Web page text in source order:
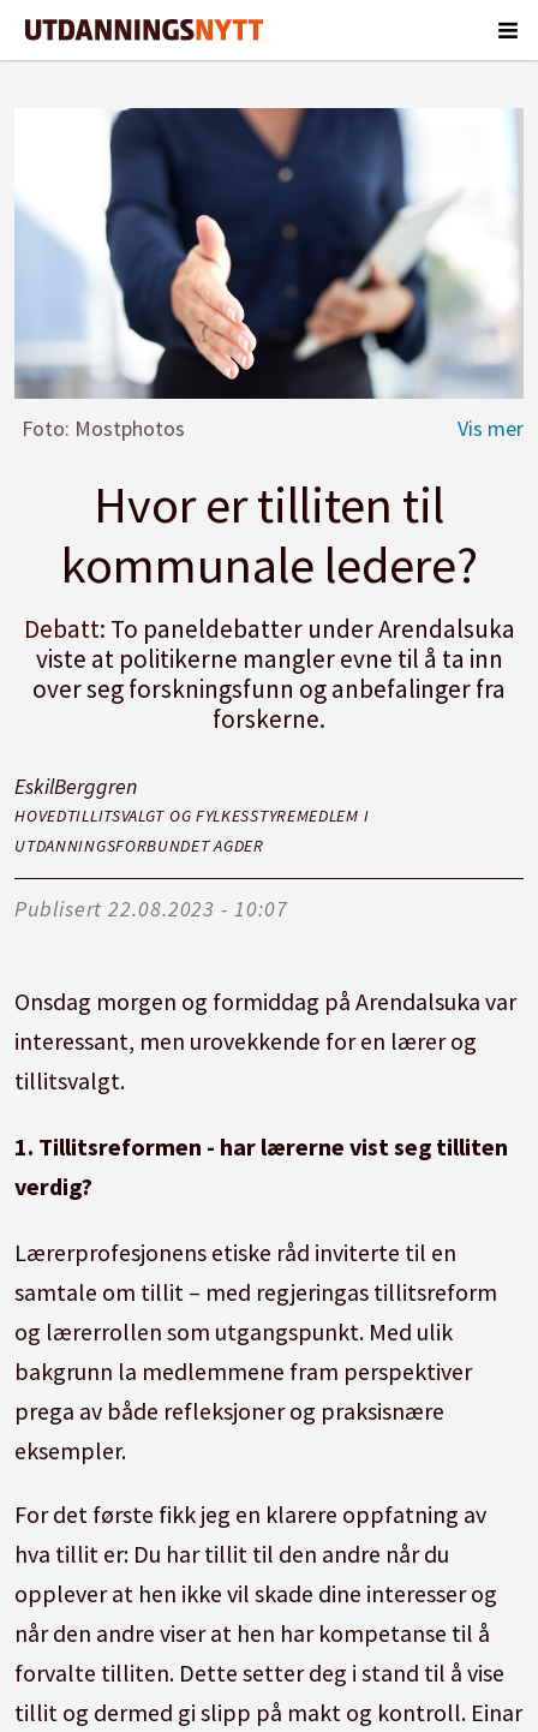
Foto: Mostphotos
Hvor er tilliten til
kommunale ledere?
Debatt: To paneldebatter under Arendalsuka
viste at politikerne mangler evne til å ta inn
over seg forskningsfunn og anbefalinger fra
forskerne.
EskilBerggren
HOVEDTILLITSVALGT OG FYLKESSTYREMEDLEM I
UTDANNINGSFORBUNDET AGDER
Publisert 22.08.2023 - 10:07
Onsdag morgen og formiddag på Arendalsuka var
interessant, men urovekkende for en lærer og
tillitsvalgt.
1. Tillitsreformen - har lærerne vist seg tilliten
verdig?
Lærerprofesjonens etiske råd inviterte til en
samtale om tillit – med regjeringas tillitsreform
og lærerrollen som utgangspunkt. Med ulik
bakgrunn la medlemmene fram perspektiver
prega av både refleksjoner og praksisnære
eksempler.
For det første fikk jeg en klarere oppfatning av
hva tillit er: Du har tillit til den andre når du
opplever at hen ikke vil skade dine interesser og
når den andre viser at hen har kompetanse til å
forvalte tilliten. Dette setter deg i stand til å vise
tillit og dermed gi slipp på makt og kontroll. Einar